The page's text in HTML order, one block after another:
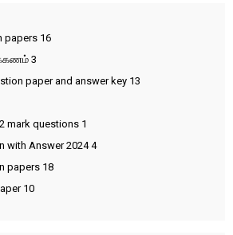
papers 16
3
paper and answer key 13
mark questions 1
with Answer 20244
papers 18
10